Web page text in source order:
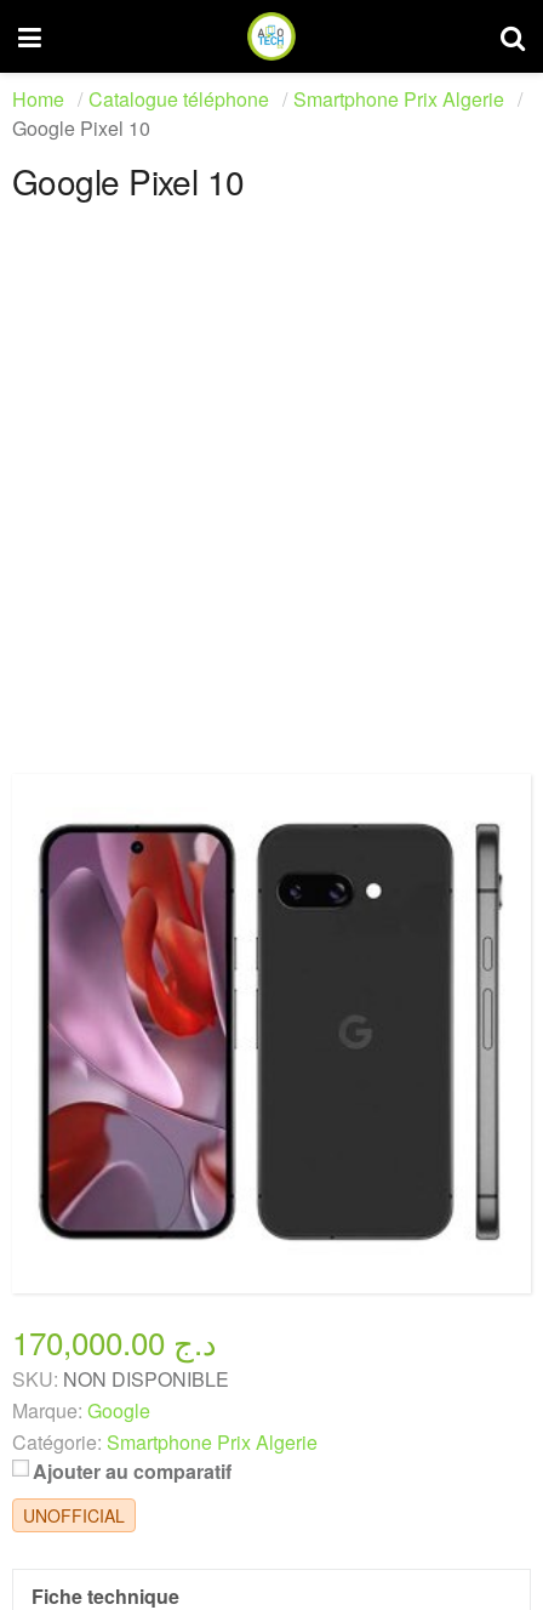
Home Catalogue téléphone
Smartphone Prix Algerie
Google Pixel 10
Google Pixel 10
170,000.00 د.ج
SKU: NON DISPONIBLE
Marque: Google
Catégorie: Smartphone Prix Algerie
Ajouter au comparatif
UNOFFICIAL
Fiche technique